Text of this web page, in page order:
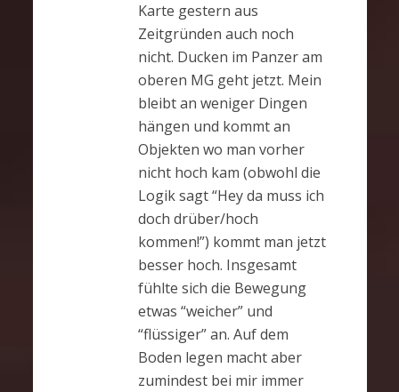
Karte gestern aus
Zeitgründen auch noch
nicht. Ducken im Panzer am
oberen MG geht jetzt. Mein
bleibt an weniger Dingen
hängen und kommt an
Objekten wo man vorher
nicht hoch kam (obwohl die
Logik sagt “Hey da muss ich
doch drüber/hoch
kommen!”) kommt man jetzt
besser hoch. Insgesamt
fühlte sich die Bewegung
etwas “weicher” und
“flüssiger” an. Auf dem
Boden legen macht aber
zumindest bei mir immer